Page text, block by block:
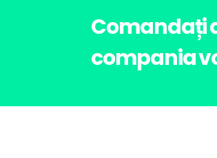
Comandați
compania